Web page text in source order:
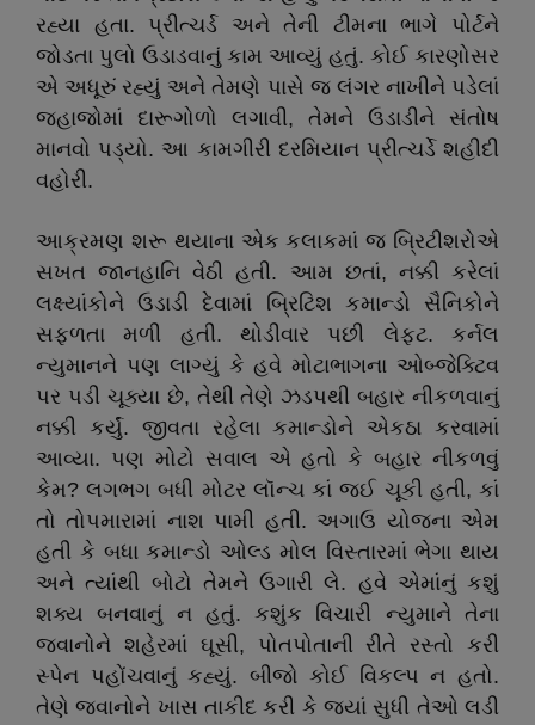
રહ્યા હતા. પ્રીત્ચર્ડ અને તેની ટીમના ભાગે પોર્ટને
જોડતા પુલો ઉડાડવાનું કામ આવ્યું હતું. કોઈ કારણોસર
એ અધૂરું રહ્યું અને તેમણે પાસે જ લંગર નાખીને પડેલાં
જહાજોમાં દારૂગોળો લગાવી, તેમને ઉડાડીને સંતોષ
માનવો પડ્યો. આ કામગીરી દરમિયાન પ્રીત્ચર્ડે શહીદી
વહોરી.
આક્રમણ શરૂ થયાના એક કલાકમાં જ બ્રિટીશરોએ
સખત જાનહાનિ વેઠી હતી. આમ છતાં, નક્કી કરેલાં
લક્ષ્યાંકોને ઉડાડી દેવામાં બ્રિટિશ કમાન્ડો સૈનિકોને
સફળતા મળી હતી. થોડીવાર પછી લેફ્ટ. કર્નલ
ન્યુમાનને પણ લાગ્યું કે હવે મોટાભાગના ઓબ્જેક્ટિવ
પર પડી ચૂક્યા છે, તેથી તેણે ઝડપથી બહાર નીકળવાનું
નક્કી કર્યું. જીવતા રહેલા કમાન્ડોને એકઠા કરવામાં
આવ્યા. પણ મોટો સવાલ એ હતો કે બહાર નીકળવું
કેમ? લગભગ બધી મોટર લૉન્ચ કાં જઈ ચૂકી હતી, કાં
તો તોપમારામાં નાશ પામી હતી. અગાઉ યોજના એમ
હતી કે બધા કમાન્ડો ઓલ્ડ મોલ વિસ્તારમાં ભેગા થાય
અને ત્યાંથી બોટો તેમને ઉગારી લે. હવે એમાંનું કશું
શક્ય બનવાનું ન હતું. કશુંક વિચારી ન્યુમાને તેના
જવાનોને શહેરમાં ઘૂસી, પોતપોતાની રીતે રસ્તો કરી
સ્પેન પહોંચવાનું કહ્યું. બીજો કોઈ વિકલ્પ ન હતો.
તેણે જવાનોને ખાસ તાકીદ કરી કે જ્યાં સુધી તેઓ લડી